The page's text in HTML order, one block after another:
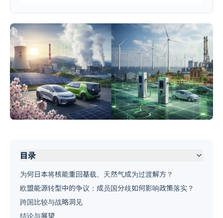
目录
为何日本将核能重回基载、天然气成为过渡解方？
欧盟能源转型中的争议：成员国分歧如何影响政策落实？
跨国比较与战略洞见
结论与展望